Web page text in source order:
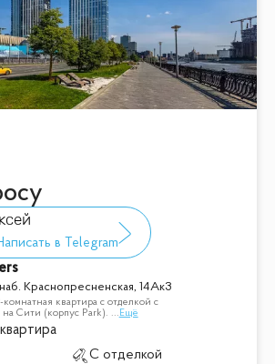
наб. Краснопресненская, 14Ак3
комнатная квартира с отделкой с
Сити (корпус Park). ... Ещё
С отделкой